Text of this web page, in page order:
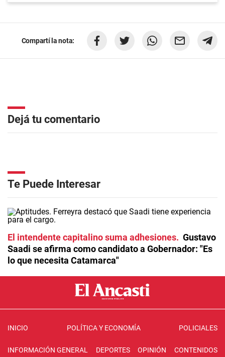
Compartí la nota:
Dejá tu comentario
Te Puede Interesar
El intendente capitalino suma adhesiones
Gustavo
Saadi se afirma como candidato a Gobernador: "Es
lo que necesita Catamarca"
INICIO POLÍTICA Y ECONOMÍA POLICIALES
INFORMACIÓN GENERAL DEPORTES OPINIÓN CONTENIDOS